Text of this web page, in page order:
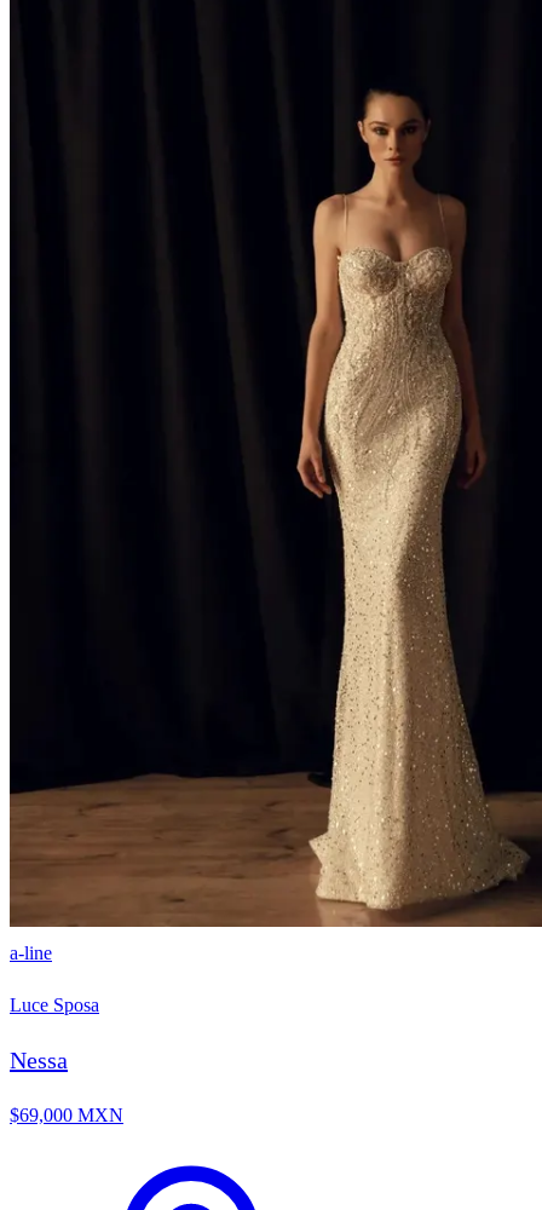
a-line
Luce Sposa
Nessa
$69,000 MXN